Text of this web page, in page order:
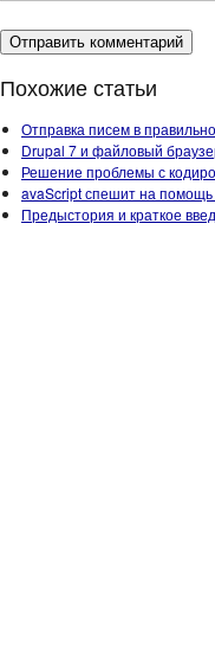
Похожие статьи
Отправка писем в
Drupal 7 и файловый
Решение проблемы с
avaScript спешит на
Предыстория и краткое